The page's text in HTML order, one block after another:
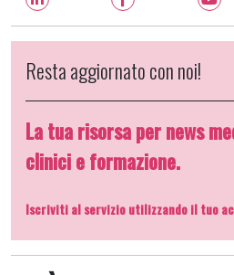
Resta aggiornato con noi!
La tua risorsa per news
clinici e formazione.
Iscriviti al servizio utilizzando il tuo